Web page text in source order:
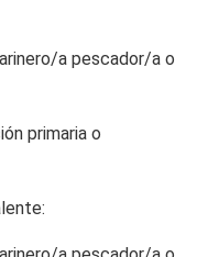
a pescador/a o
primaria o